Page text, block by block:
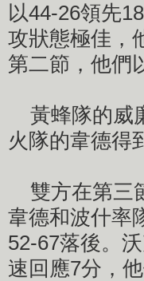
以44-26領先
攻狀態極佳，
第二節，他們
黃蜂隊的威
火隊的韋德得
雙方在第三
韋德和波什率
52-67落後。
速回應7分，